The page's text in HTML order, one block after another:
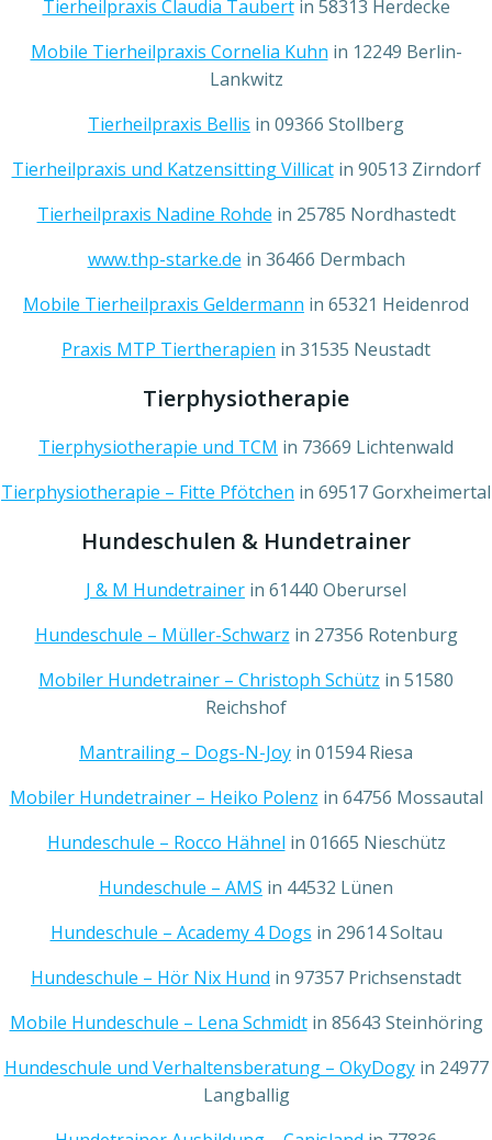
Tierheilpraxis Claudia Taubertin 58313 Herdecke
Mobile Tierheilpraxis Cornelia Kuhn in 12249 Berlin-
Lankwitz
Tierheilpraxis Bellis in 09366 Stollberg
Tierheilpraxis und Katzensitting Villicatin 90513 Zirndorf
Tierheilpraxis Nadine Rohde in 25785 Nordhastedt
www.thp-starke.de in 36466 Dermbach
Mobile Tierheilpraxis Geldermann in 65321 Heidenrod
Praxis MTP Tiertherapien in 31535 Neustadt
Tierphysiotherapie
Tierphysiotherapie und TCM in 73669 Lichtenwald
Tierphysiotherapie – Fitte Pfötchen in 69517 Gorxheimertal
Hundeschulen & Hundetrainer
J & M Hundetrainer in 61440 Oberursel
Hundeschule – Müller-Schwarz in 27356 Rotenburg
Mobiler Hundetrainer – Christoph Schütz in 51580
Reichshof
Mantrailing – Dogs-N-Joy in 01594 Riesa
Mobiler Hundetrainer – Heiko Polenz in 64756 Mossautal
Hundeschule – Rocco Hähnel in 01665 Nieschütz
Hundeschule – AMS in 44532 Lünen
Hundeschule – Academy 4 Dogs in 29614 Soltau
Hundeschule – Hör Nix Hund in 97357 Prichsenstadt
Mobile Hundeschule – Lena Schmidtin 85643 Steinhöring
Hundeschule und Verhaltensberatung – OkyDogyin 24977
Langballig